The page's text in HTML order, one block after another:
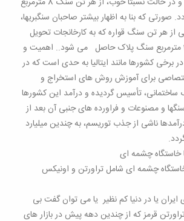
که بنا به اظهار بیشتر صاحبان سنگبریها،
از هر تن سنگ قواره که به کارخانجات تحویل
می شود حداکثر 5-3 مترمربع سنگ پلاک حاصل می شود.. اهمیت و
برخی کشورها مانند ایتالیا به حدی است که در
برای آموزش روش های استخراج و
تأسیس گردیده و درآمد این کشورها
و مصنوعات و فراورده های جنبی آن بعد از
ناشی از جذب توریسم، به چندین میلیارد
خاستگاه چشمه ای
چشمه ای شامل تراورتن و اونیکس
یا در دنیا کم نظیر یا می توان گفت بی
قرمز که از چندین دهه پیش در بازار های